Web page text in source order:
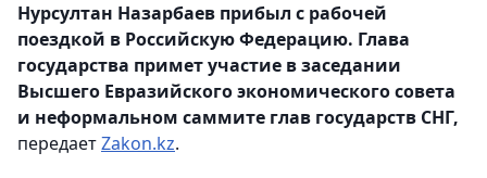
Нурсултан Назарбаев прибыл с рабочей
поездкой в Российскую Федерацию. Глава
государства примет участие в заседании
Высшего Евразийского экономического совета
и неформальном саммите глав государств СНГ,
передаетZakon.kz.